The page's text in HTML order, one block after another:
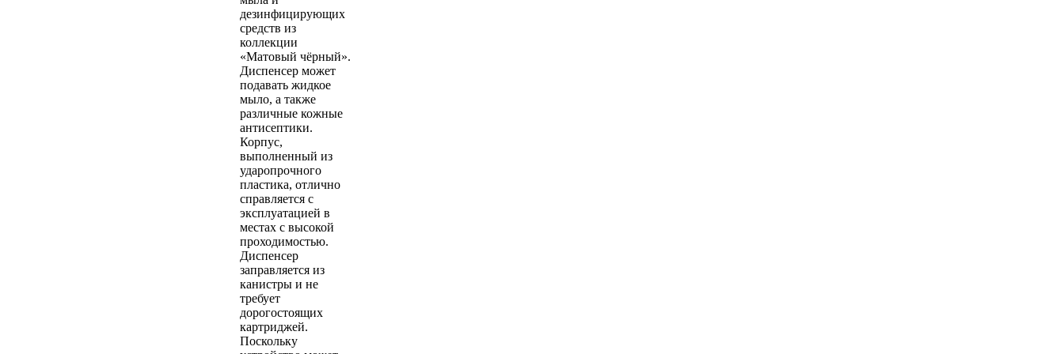
дезинфицирующих
средств из
коллекции
«Матовый чёрный».
Диспенсер может
подавать жидкое
мыло, а также
различные кожные
антисептики.
Корпус,
выполненный из
ударопрочного
пластика, отлично
справляется с
эксплуатацией в
местах с высокой
проходимостью.
Диспенсер
заправляется из
канистры и не
требует
дорогостоящих
картриджей.
Поскольку